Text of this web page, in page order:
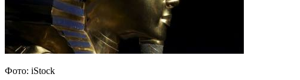
Фото: iStock